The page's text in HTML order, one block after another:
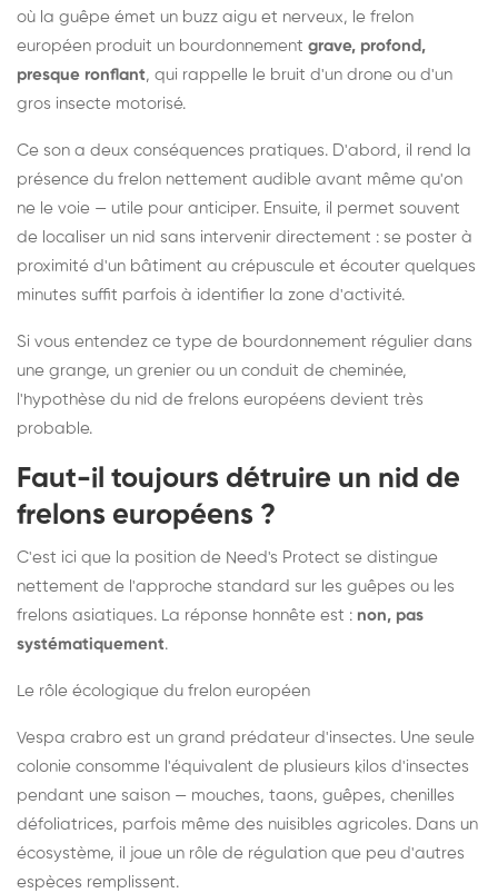
où la guêpe émet un buzz aigu et nerveux, le frelon
européen produit un bourdonnement grave, profond,
presque ronflant, qui rappelle le bruit d'un drone ou d'un
gros insecte motorisé.
Ce son a deux conséquences pratiques. D'abord, il rend la
présence du frelon nettement audible avant même qu'on
ne le voie — utile pour anticiper. Ensuite, il permet souvent
de localiser un nid sans intervenir directement : se poster à
proximité d'un bâtiment au crépuscule et écouter quelques
minutes suffit parfois à identifier la zone d'activité.
Si vous entendez ce type de bourdonnement régulier dans
une grange, un grenier ou un conduit de cheminée,
l'hypothèse du nid de frelons européens devient très
probable.
Faut-il toujours détruire un nid de
frelons européens ?
C'est ici que la position de Need's Protect se distingue
nettement de l'approche standard sur les guêpes ou les
frelons asiatiques. La réponse honnête est : non, pas
systématiquement.
Le rôle écologique du frelon européen
Vespa crabro est un grand prédateur d'insectes. Une seule
colonie consomme l'équivalent de plusieurs kilos d'insectes
pendant une saison — mouches, taons, guêpes, chenilles
défoliatrices, parfois même des nuisibles agricoles. Dans un
écosystème, il joue un rôle de régulation que peu d'autres
espèces remplissent.